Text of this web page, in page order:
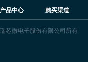
产品中心 购买渠道
瑞芯微电子股份有限公司所有